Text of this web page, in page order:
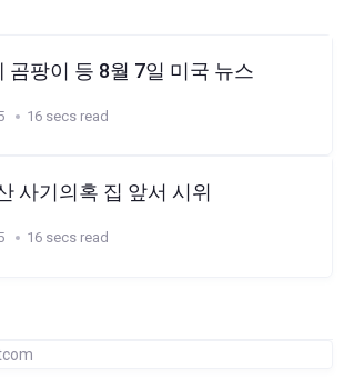
곰팡이 등 8월 7일 미국 뉴스
16 secs read
사기의혹 집 앞서 시위
16 secs read